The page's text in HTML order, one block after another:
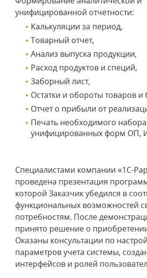
унифицированной отчетности:
Калькуляции за период,
Товарный отчет,
Анализ выпуска продукции,
Расход продуктов и специй,
Заборный лист,
Остатки и обороты товаров и
Отчет о прибыли от
Печать необходимого набора
унифицированных форм ОП,
Специалистами компании «1С-
проведена презентация
которой Заказчик убедился в
функциональных возможностей
потребностям. После
принято решение о
Оказаны консультации по
параметров учета системы,
интерфейсов и ролей